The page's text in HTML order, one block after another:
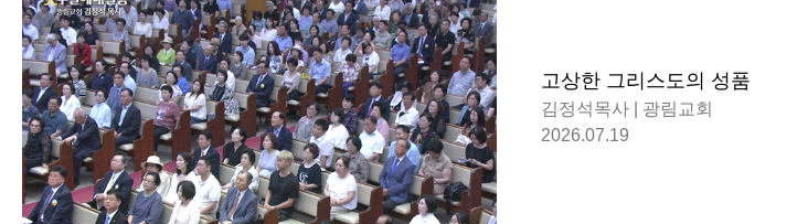
고상한 그리스도의 성품
김정석목사 | 광림교회
2026.07.19